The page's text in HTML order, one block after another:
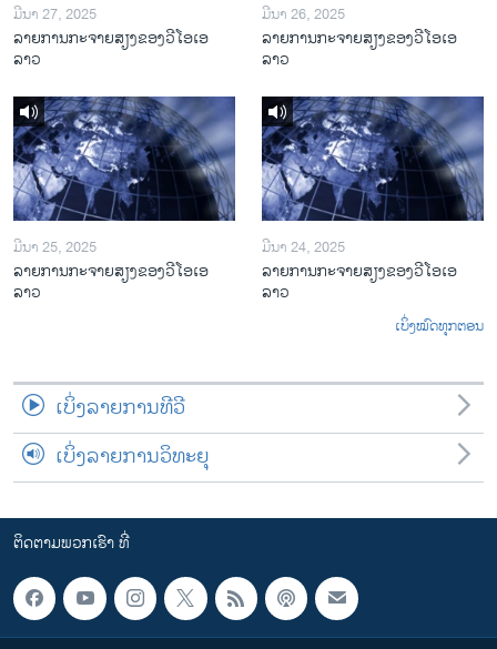
ມີນາ 27, 2025
ລາຍການກະຈາຍສຽງຂອງວີໂອເອ
ລາວ
ມີນາ 26, 2025
ລາຍການກະຈາຍສຽງຂອງວີໂອເອ
ລາວ
ມີນາ 25, 2025
ລາຍການກະຈາຍສຽງຂອງວີໂອເອ
ລາວ
ມີນາ 24, 2025
ລາຍການກະຈາຍສຽງຂອງວີໂອເອ
ລາວ
ເບິ່ງໝົດທຸກຕອນ
ເບິ່ງລາຍການທີວີ
ເບິ່ງລາຍການວິທະຍຸ
ຕິດຕາມພວກເຮົາ ທີ່